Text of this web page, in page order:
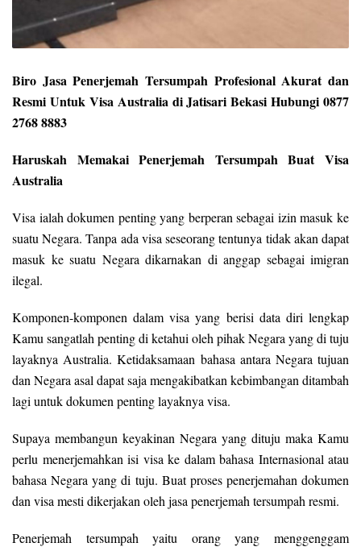
Biro Jasa Penerjemah Tersumpah Profesional Akurat dan
Resmi Untuk Visa Australia di Jatisari Bekasi Hubungi 0877
2768 8883
Haruskah Memakai Penerjemah Tersumpah Buat Visa
Australia
Visa ialah dokumen penting yang berperan sebagai izin masuk ke
suatu Negara. Tanpa ada visa seseorang tentunya tidak akan dapat
masuk ke suatu Negara dikarnakan di anggap sebagai imigran
ilegal.
Komponen-komponen dalam visa yang berisi data diri lengkap
Kamu sangatlah penting di ketahui oleh pihak Negara yang di tuju
layaknya Australia. Ketidaksamaan bahasa antara Negara tujuan
dan Negara asal dapat saja mengakibatkan kebimbangan ditambah
lagi untuk dokumen penting layaknya visa.
Supaya membangun keyakinan Negara yang dituju maka Kamu
perlu menerjemahkan isi visa ke dalam bahasa Internasional atau
bahasa Negara yang di tuju. Buat proses penerjemahan dokumen
dan visa mesti dikerjakan oleh jasa penerjemah tersumpah resmi.
Penerjemah tersumpah yaitu orang yang menggenggam